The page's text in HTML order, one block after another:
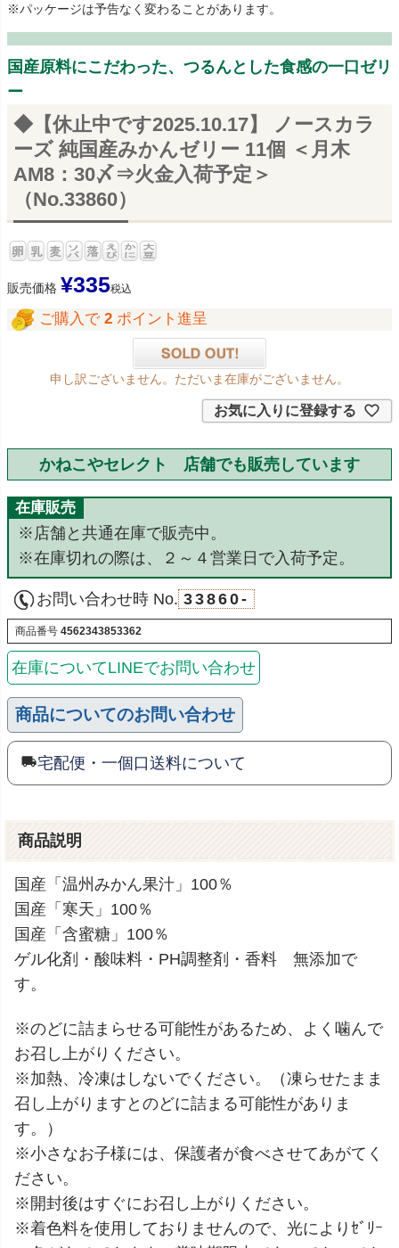
※パッケージは予告なく変わることがあります。
国産原料にこだわった、つるんとした食感の一口ゼリ
ー
◆【休止中です2025.10.17】 ノースカラ
ーズ 純国産みかんゼリー 11個 ＜月木
AM8：30〆⇒火金入荷予定＞
（No.33860）
販売価格 ¥335税込
ご購入で 2 ポイント進呈
申し訳ございません。ただいま在庫がございません。
お気に入りに登録する
かねこやセレクト 店舗でも販売しています
在庫販売
※店舗と共通在庫で販売中。
※在庫切れの際は、２～４営業日で入荷予定。
お問い合わせ時 No. 33860-
商品番号 4562343853362
在庫についてLINEでお問い合わせ
商品についてのお問い合わせ
宅配便・一個口送料について
商品説明
国産「温州みかん果汁」100％
国産「寒天」100％
国産「含蜜糖」100％
ゲル化剤・酸味料・PH調整剤・香料 無添加で
す。
※のどに詰まらせる可能性があるため、よく噛んで
お召し上がりください。
※加熱、冷凍はしないでください。（凍らせたまま
召し上がりますとのどに詰まる可能性がありま
す。）
※小さなお子様には、保護者が食べさせてあがてく
ださい。
※開封後はすぐにお召し上がりください。
※着色料を使用しておりませんので、光によりｾﾞﾘｰ